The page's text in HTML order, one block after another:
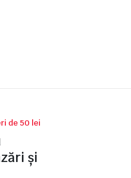
de 50 lei
și